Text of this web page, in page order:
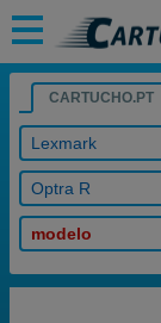
CARTUCHO.PT
Lexmark
Optra R
modelo